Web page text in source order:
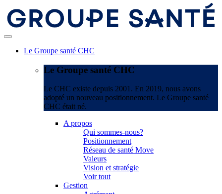
Le Groupe santé CHC
Le Groupe santé CHC
Le CHC existe depuis 2001. En 2019, nous avons
adopté un nouveau positionnement. Le Groupe santé
CHC était né.
A propos
Qui sommes-nous?
Positionnement
Réseau de santé Move
Valeurs
Vision et stratégie
Voir tout
Gestion